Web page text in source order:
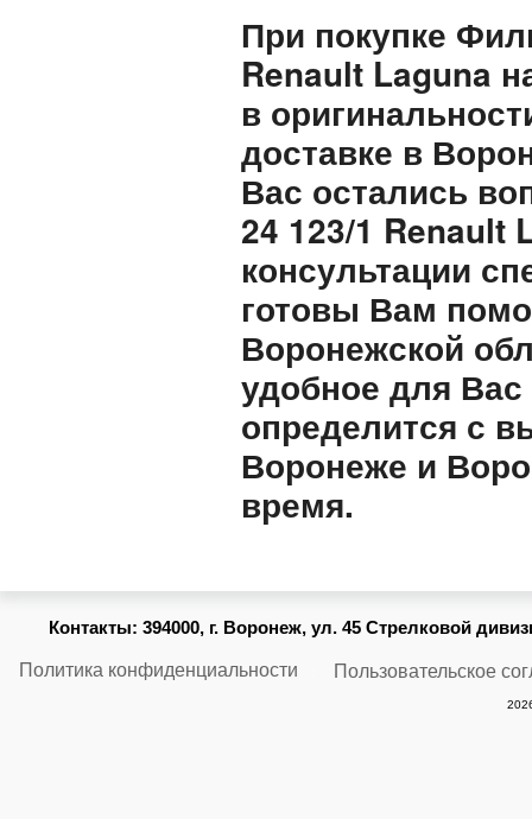
При покупке
Renault Laguna
в
доставке в
Вас остались
24 123/1 Renault
консультации
готовы Вам
Воронежской
удобное для
определится с
Воронеже и
время.
Контакты: 394000, г. Воронеж, ул. 45 Стрелковой
Политика конфиденциальности Пользовательское